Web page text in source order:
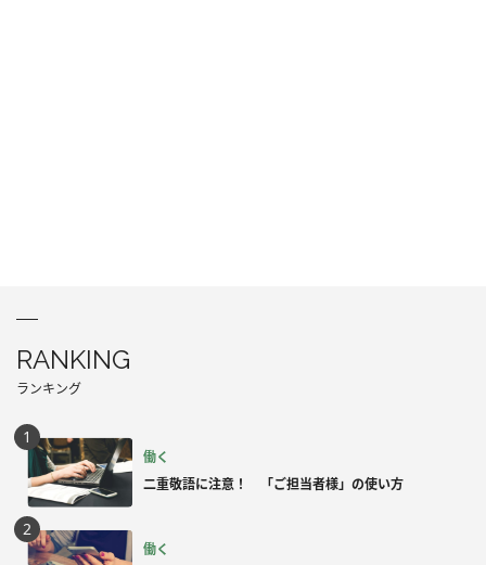
RANKING
ランキング
働く
二重敬語に注意！ 「ご担当者様」の使い方
働く